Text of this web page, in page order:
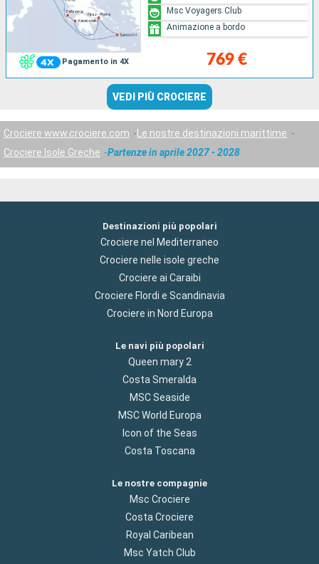
Pagamento in 4X 769 €
Msc Voyagers Club
Animazione a bordo
VEDI PIÙ CROCIERE
Crociere www.crociere.com
Le nostre destinazioni marittime
Crociere Isole Greche
Partenze in aprile 2027 - 2028
Destinazioni più popolari
Crociere nel Mediterraneo
Crociere nelle isole greche
Crociere ai Caraibi
Crociere Flordi e Scandinavia
Crociere in Nord Europa
Le navi più popolari
Queen mary 2
Costa Smeralda
MSC Seaside
MSC World Europa
Icon of the Seas
Costa Toscana
Le nostre compagnie
Msc Crociere
Costa Crociere
Royal Caribean
Msc Yatch Club